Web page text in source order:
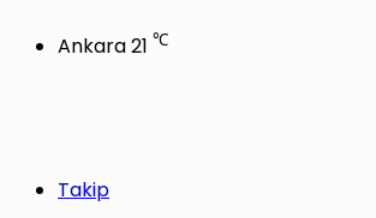
Ankara21 ℃
Takip